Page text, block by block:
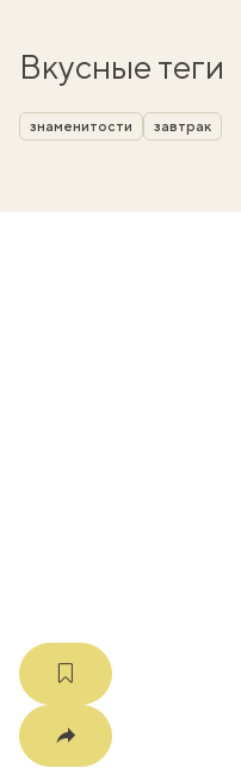
Вкусные теги
знаменитости завтрак